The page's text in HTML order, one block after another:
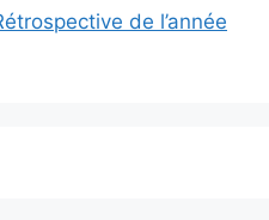
de l’année